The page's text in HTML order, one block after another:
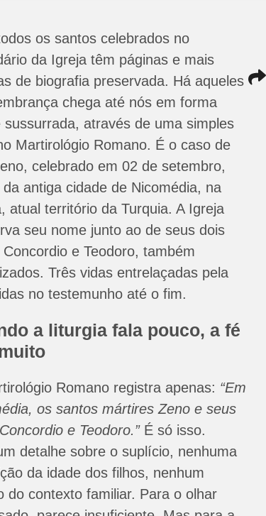
os santos celebrados no
da Igreja têm páginas e mais
de biografia preservada. Há aqueles
chega até nós em forma
sussurrada, através de uma simples
Martirológio Romano. É o caso de
celebrado em 02 de setembro,
antiga cidade de Nicomédia, na
atual território da Turquia. A Igreja
seu nome junto ao de seus dois
e Teodoro, também
Três vidas entrelaçadas pela
no testemunho até o fim.
a liturgia fala pouco, a fé
Romano registra apenas: “Em
os santos mártires Zeno e seus
e Teodoro.”É só isso.
detalhe sobre o suplício, nenhuma
da idade dos filhos, nenhum
do contexto familiar. Para o olhar